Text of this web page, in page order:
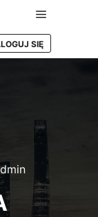
Główne
SIĘ